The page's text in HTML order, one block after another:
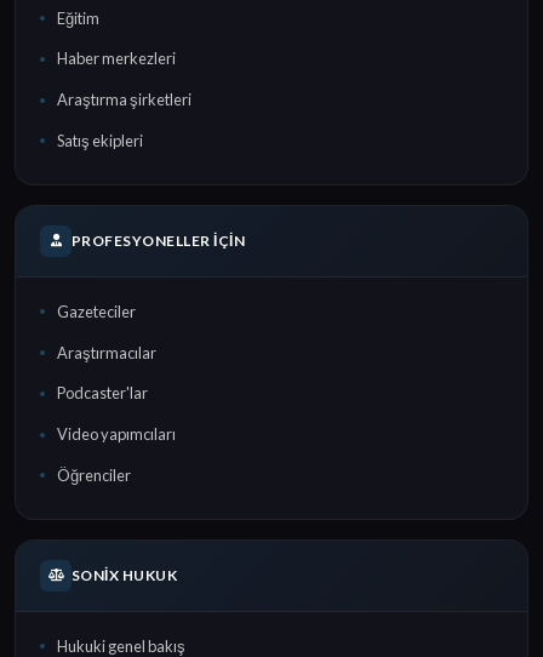
Eğitim
Haber merkezleri
Araştırma şirketleri
Satış ekipleri
PROFESYONELLER İÇIN
Gazeteciler
Araştırmacılar
Podcaster'lar
Video yapımcıları
Öğrenciler
SONIX HUKUK
Hukuki genel bakış